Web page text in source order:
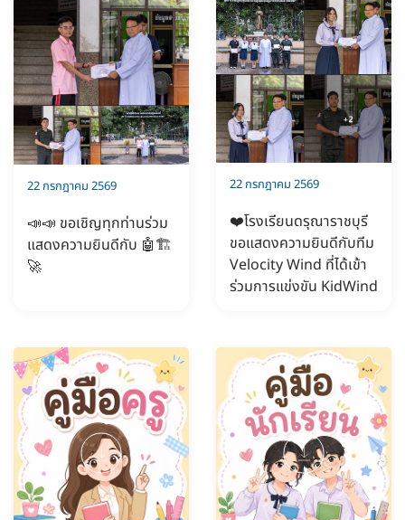
22 กรกฎาคม 2569
📣📣 ขอเชิญทุกท่านร่วม
แสดงความยินดีกับ 🤖🏗️
🚀
22 กรกฎาคม 2569
❤️โรงเรียนดรุณาราชบุรี
ขอแสดงความยินดีกับทีม
Velocity Wind ที่ได้เข้า
ร่วมการแข่งขัน KidWind